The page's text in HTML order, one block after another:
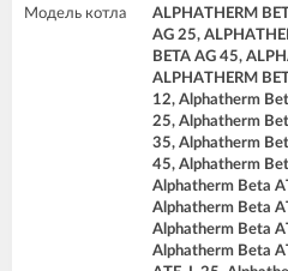
Модель котла
ALPHATHERM
AG 25,
BETA AG 45,
ALPHATHERM
12, Alphatherm
25, Alphatherm
35, Alphatherm
45, Alphatherm
Alphatherm Beta
Alphatherm Beta
Alphatherm Beta
Alphatherm Beta